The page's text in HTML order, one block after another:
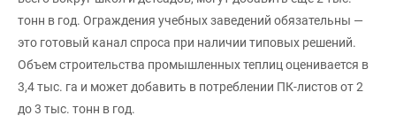
тонн в год. Ограждения учебных заведений обязательны —
это готовый канал спроса при наличии типовых решений.
Объем строительства промышленных теплиц оценивается в
3,4 тыс. га и может добавить в потреблении ПК-листов от 2
до 3 тыс. тонн в год.